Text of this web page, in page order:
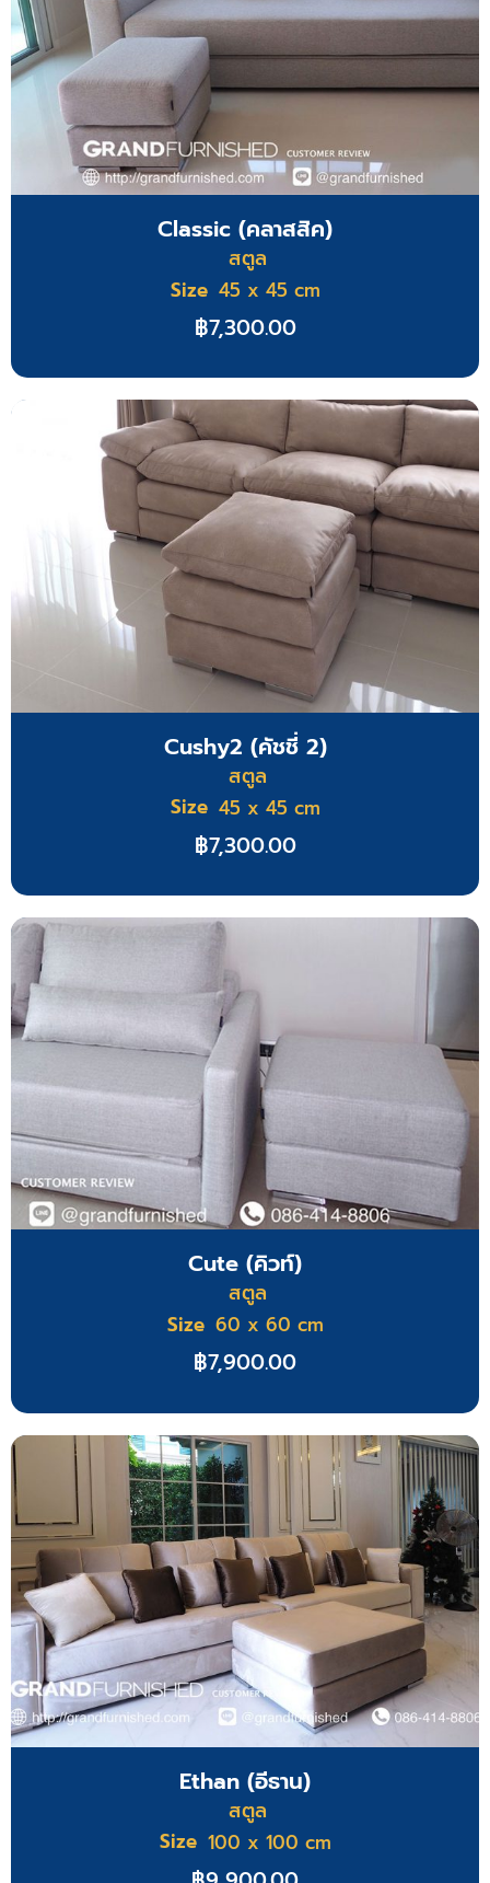
Classic (คลาสสิค)
สตูล
Size 45 x 45 cm
฿7,300.00
Cushy2 (คัชชี่ 2)
สตูล
Size 45 x 45 cm
฿7,300.00
Cute (คิวท์)
สตูล
Size 60 x 60 cm
฿7,900.00
Ethan (อีธาน)
สตูล
Size 100 x 100 cm